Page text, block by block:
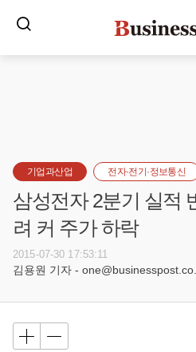
기업과산업 전자·전기·정보통신
삼성전자 2분기 실적
려 커 주가 하락
2015-07-30 17:53:11
김용원 기자 -